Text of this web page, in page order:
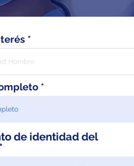
de identidad del